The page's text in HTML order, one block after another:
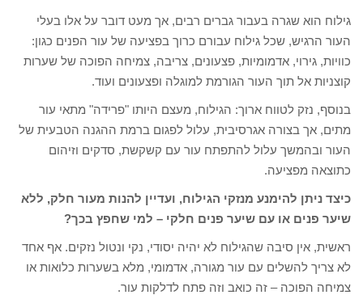
גילוח הוא שגרה בעבור גברים רבים, אך מעט דובר על אלו בעלי
העור הרגיש, שכל גילוח עבורם כרוך בפציעה של עור הפנים כגון:
כוויות, גירוי, אדמומיות, פצעונים, צריבה, צמיחה הפוכה של שערות
קוצניות אל תוך העור הגורמת למוגלה ופצעונים ועוד.
בנוסף, נזק לטווח ארוך: הגילוח, מעצם היותו "פרידה" מתאי עור
מתים, אך בצורה אגרסיבית, עלול לפגום ברמת ההגנה הטבעית של
העור ובהמשך עלול להתפתח עור עם קשקשת, סדקים וזיהום
כתוצאה מפציעה.
כיצד ניתן להימנע מנזקי הגילוח, ועדיין להנות מעור חלק, ללא
שיער פנים או עם שיער פנים חלקי – למי שחפץ בכך?
ראשית, אין סיבה שהגילוח לא יהיה יסודי, נקי ונטול נזקים. אף אחד
לא צריך להשלים עם עור מגורה, אדמומי, מלא בשערות כלואות או
צמיחה הפוכה – זה כואב וזה פתח לדלקות עור.